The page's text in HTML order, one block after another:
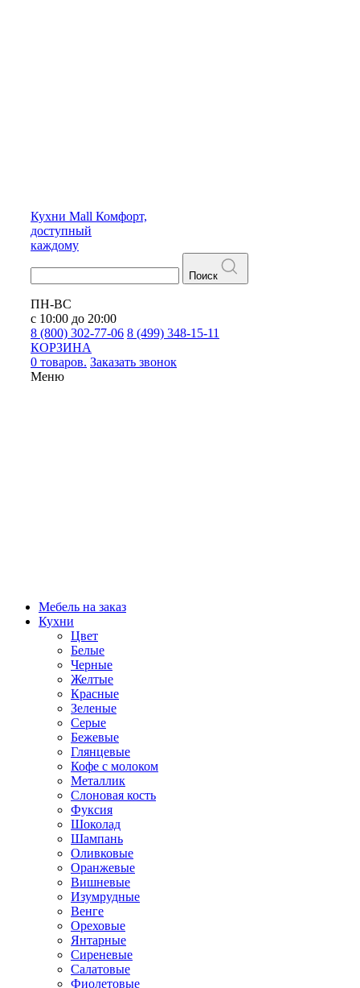
Кухни Mall Комфорт,
доступный
каждому
Поиск
ПН-ВС
с 10:00 до 20:00
8 (800) 302-77-06 8 (499) 348-15-11
КОРЗИНА
0 товаров. Заказать звонок
Меню
Мебель на заказ
Кухни
Цвет
Белые
Черные
Желтые
Красные
Зеленые
Серые
Бежевые
Глянцевые
Кофе с молоком
Металлик
Слоновая кость
Фуксия
Шоколад
Шампань
Оливковые
Оранжевые
Вишневые
Изумрудные
Венге
Ореховые
Янтарные
Сиреневые
Салатовые
Фиолетовые